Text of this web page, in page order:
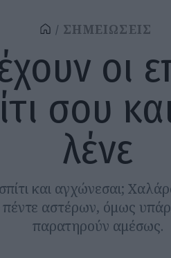
ΣΗΜΕΙΩΣΕΙΣ
οι
σου
λένε
και αγχώνεσαι;
πέντε αστέρων, όμως
παρατηρούν αμέσως.